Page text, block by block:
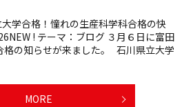
学合格！憧れの生産科学科合格の快
! テーマ：ブログ ３月６日に富田
格の知らせが来ました。 石川県立大学
MORE